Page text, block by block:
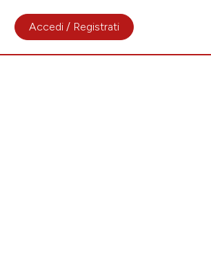
Accedi / Registrati